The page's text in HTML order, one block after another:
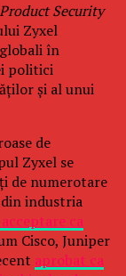
Product Security
Zyxel
în
politici
și al unui
de
Zyxel se
de numerotare
industria
ca
Cisco, Juniper
aprobat ca